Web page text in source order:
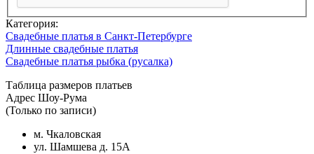
Категория:
Свадебные платья в Санкт-Петербурге
Длинные свадебные платья
Свадебные платья рыбка (русалка)
Таблица размеров платьев
Адрес Шоу-Рума
(Только по записи)
м. Чкаловская
ул. Шамшева д. 15А